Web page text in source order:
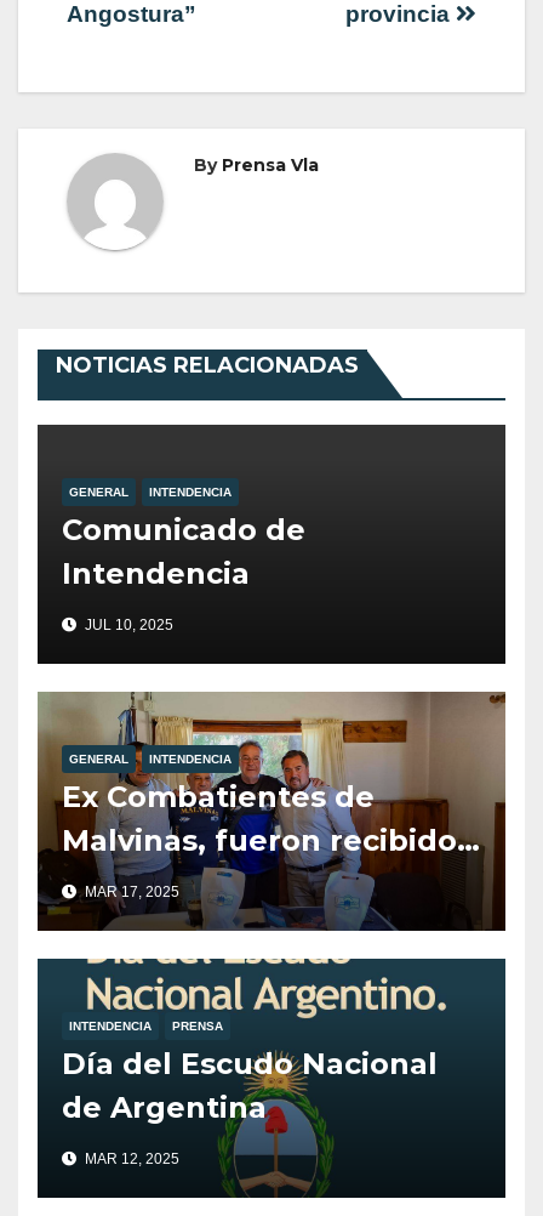
provincia
Angostura”
By Prensa Vla
NOTICIAS RELACIONADAS
GENERAL INTENDENCIA
Comunicado de
Intendencia
JUL 10, 2025
GENERAL INTENDENCIA
Ex Combatientes de
Malvinas, fueron recibidos
por el Intendente de Villa
la Angostura, Javier Murer.
MAR 17, 2025
INTENDENCIA PRENSA
Día del Escudo Nacional
de Argentina
MAR 12, 2025